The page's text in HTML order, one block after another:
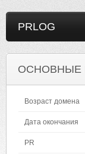
PRLOG
ОСНОВНЫЕ
Возраст домена
Дата окончания
PR